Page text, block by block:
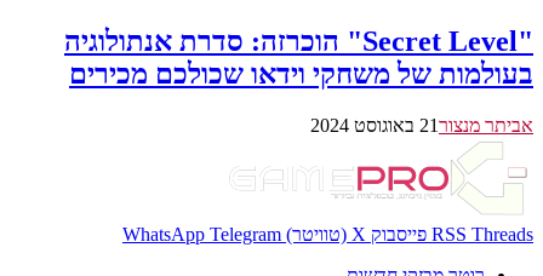
"Secret Level" הוכרזה: סדרת אנתולוגיה
בעולמות של משחקי וידאו שכולכם מכירים
אביתר מנצור21 באוגוסט 2024
RSS Threads פייסבוק X (טוויטר) WhatsApp Telegram